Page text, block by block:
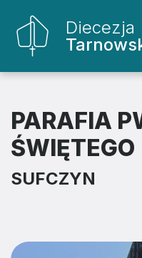
Diecezja
PARAFIA
ŚWIĘTEGO
SUFCZYN